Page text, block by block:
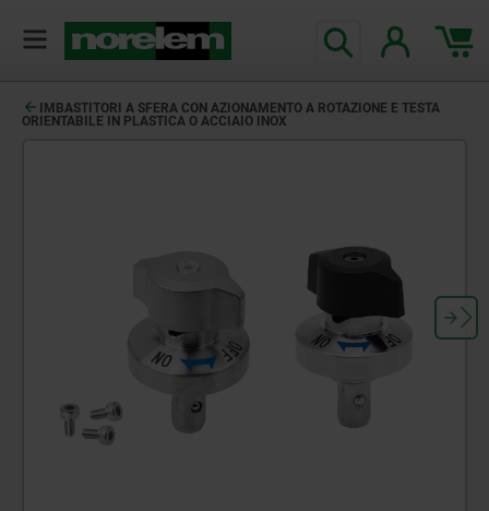
IMBASTITORI A SFERA CON AZIONAMENTO A ROTAZIONE E TESTA
ORIENTABILE IN PLASTICA O ACCIAIO INOX